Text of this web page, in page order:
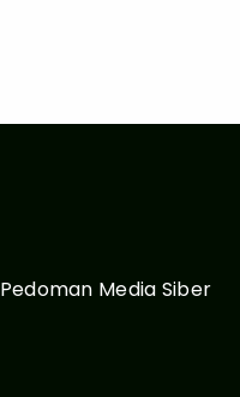
Pedoman Media Siber